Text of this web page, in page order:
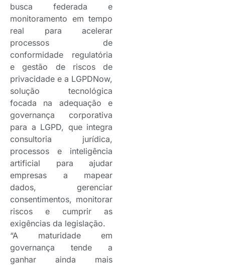
busca federada e
monitoramento em tempo
real para acelerar
processos de
conformidade regulatória
e gestão de riscos de
privacidade e a LGPDNow,
solução tecnológica
focada na adequação e
governança corporativa
para a LGPD, que integra
consultoria jurídica,
processos e inteligência
artificial para ajudar
empresas a mapear
dados, gerenciar
consentimentos, monitorar
riscos e cumprir as
exigências da legislação.
“A maturidade em
governança tende a
ganhar ainda mais